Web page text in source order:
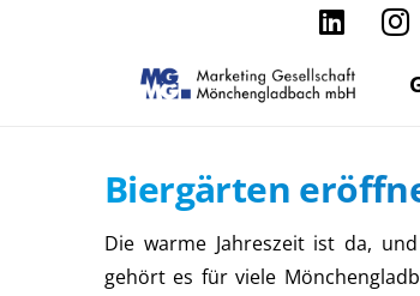
Biergärten
Die warme Jahreszeit ist da,
gehört es für viele